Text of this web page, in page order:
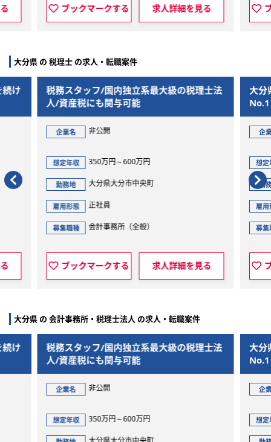
ブックマークする 求人詳細を見る
大分県 の 税理士 の求人・転職案件
続け
税務スタッフ/国内独立系最大級の税理士法
人/資産税にも関与可能
企業名 非公開
想定年収 350万円～600万円
勤務地 大分県大分市中央町
雇用形態 正社員
募集職種 会計事務所（全般）
ブックマークする 求人詳細を見る
大分
企
想定
勤
雇用
募集
大分県 の 会計事務所・税理士法人 の求人・転職案件
続け
税務スタッフ/国内独立系最大級の税理士法
人/資産税にも関与可能
企業名 非公開
想定年収 350万円～600万円
大分
企
想定